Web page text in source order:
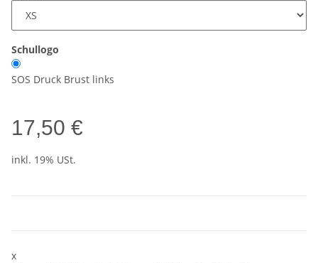
Schullogo
SOS Druck Brust links
17,50 €
inkl. 19% USt.
x